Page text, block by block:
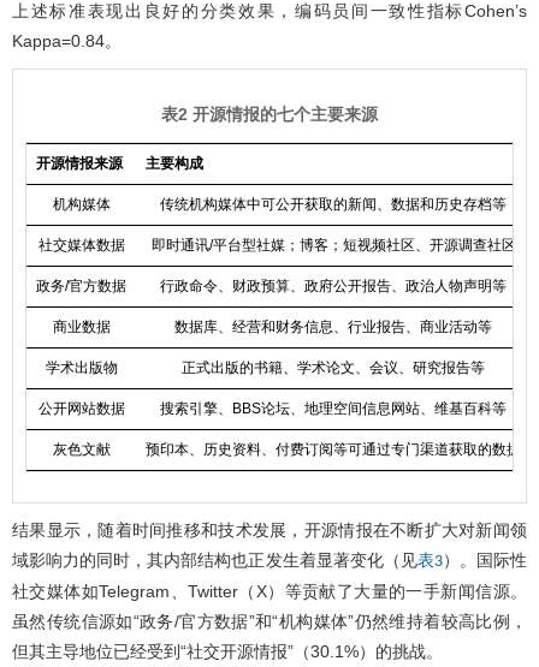
上述标准表现出良好的分类效果，编码员间一致性指标Cohen’s
Kappa=0.84。
表2 开源情报的七个主要来源
开源情报来源 主要构成
机构媒体 传统机构媒体中可公开获取的新闻、数据和历史存档等
社交媒体数据 即时通讯/平台型社媒；博客；短视频社区、开源调查社区
政务/官方数据 行政命令、财政预算、政府公开报告、政治人物声明等
商业数据 数据库、经营和财务信息、行业报告、商业活动等
学术出版物 正式出版的书籍、学术论文、会议、研究报告等
公开网站数据 搜索引擎、BBS论坛、地理空间信息网站、维基百科等
灰色文献 预印本、历史资料、付费订阅等可通过专门渠道获取的数据
结果显示，随着时间推移和技术发展，开源情报在不断扩大对新闻领
域影响力的同时，其内部结构也正发生着显著变化（见表3）。国际性
社交媒体如Telegram、Twitter（X）等贡献了大量的一手新闻信源。
虽然传统信源如“政务/官方数据”和“机构媒体”仍然维持着较高比例，
但其主导地位已经受到“社交开源情报”（30.1%）的挑战。